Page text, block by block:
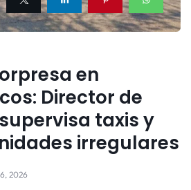
en
Director de
taxis y
irregulares
2026